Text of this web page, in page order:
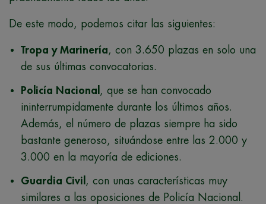
De este modo, podemos citar las siguientes:
Tropa y Marinería, con 3.650 plazas en solo una
de sus últimas convocatorias.
Policía Nacional , que se han convocado
ininterrumpidamente durante los últimos años.
Además, el número de plazas siempre ha sido
bastante generoso, situándose entre las 2.000 y
3.000 en la mayoría de ediciones.
Guardia Civil , con unas características muy
similares a las oposiciones de Policía Nacional.